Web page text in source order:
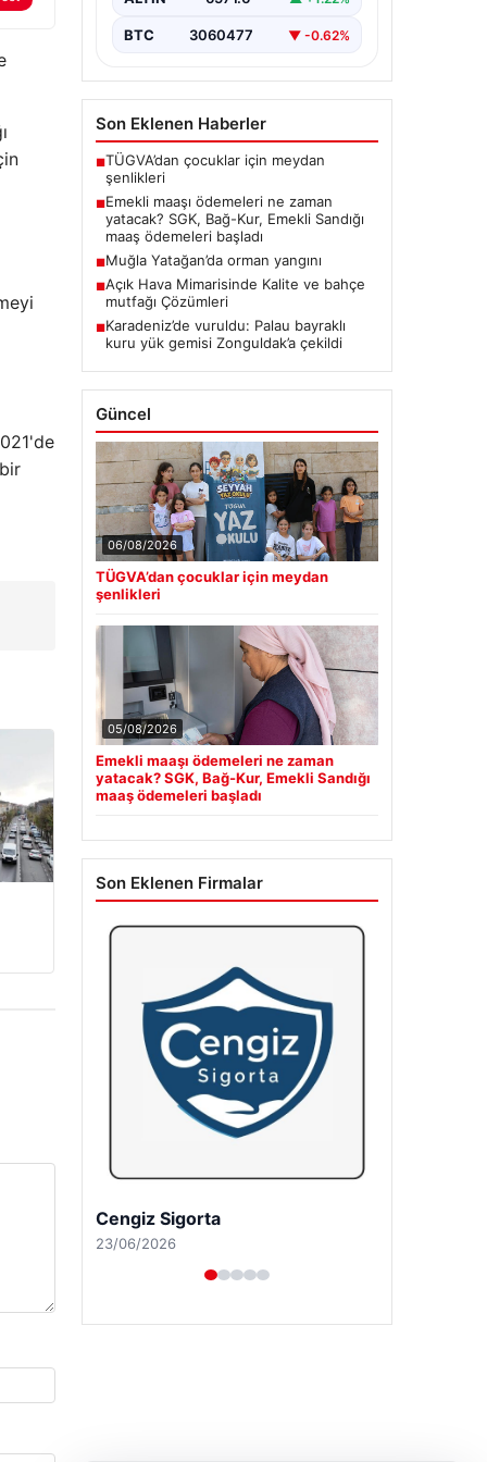
BTC 3060477 ▼ -0.62%
Son Eklenen Haberler
■TÜGVA’dan çocuklar için meydan
şenlikleri
■Emekli maaşı ödemeleri ne zaman
yatacak? SGK, Bağ-Kur, Emekli Sandığı
maaş ödemeleri başladı
■Muğla Yatağan’da orman yangını
■Açık Hava Mimarisinde Kalite ve bahçe
mutfağı Çözümleri
■Karadeniz’de vuruldu: Palau bayraklı
kuru yük gemisi Zonguldak’a çekildi
Güncel
06/08/2026
TÜGVA’dan çocuklar için meydan
şenlikleri
05/08/2026
Emekli maaşı ödemeleri ne zaman
yatacak? SGK, Bağ-Kur, Emekli Sandığı
maaş ödemeleri başladı
Son Eklenen Firmalar
Hastaş Beton
26/05/2026